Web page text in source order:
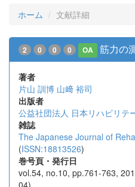
ホーム 文献詳細
2 0 0 0 OA 筋力の
著者
片山 訓博 山﨑 裕司
出版者
公益社団法人 日本リハビリテ
雑誌
The Japanese Journal of
(ISSN:18813526)
巻号頁・発行日
vol.54, no.10, pp.761-763,
04)